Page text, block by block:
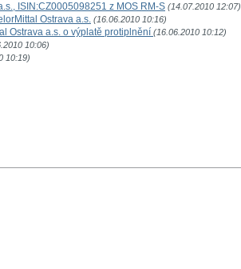
ISIN:CZ0005098251 z MOS RM-S (14.07.2010 12:07)
Ostrava a.s. (16.06.2010 10:16)
Ostrava a.s. o výplatě protiplnění (16.06.2010 10:12)
10:06)
10:19)